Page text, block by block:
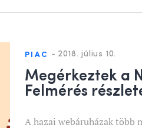
PIAC - 2018. július 10.
Megérkeztek a
Felmérés
A hazai webáruházak